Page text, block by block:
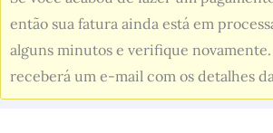
então sua fatura ainda está em
alguns minutos e verifique
receberá um e-mail com os detalhes